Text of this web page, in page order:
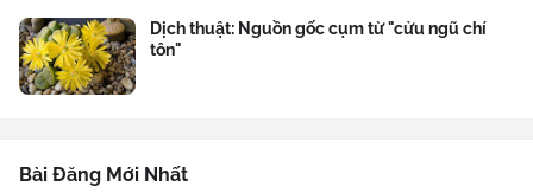
Dịch thuật: Nguồn gốc cụm từ "cửu ngũ chí
tôn"
Bài Đăng Mới Nhất